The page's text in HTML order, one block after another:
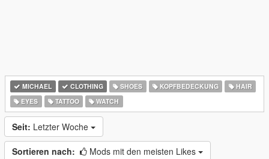
MICHAEL CLOTHING SHOES KOPFBEDECKUNG
HAIR
EYES
TATTOO WATCH
Seit: Letzter Woche
Sortieren nach: Mods mit den meisten Likes